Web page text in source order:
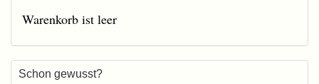
Warenkorb ist leer
Schon gewusst?